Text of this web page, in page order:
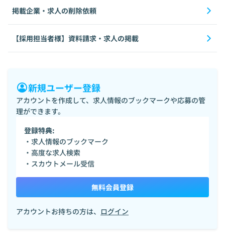
掲載企業・求人の削除依頼
【採用担当者様】資料請求・求人の掲載
新規ユーザー登録
アカウントを作成して、求人情報のブックマークや応募の管
理ができます。
登録特典:
・求人情報のブックマーク
・高度な求人検索
・スカウトメール受信
無料会員登録
アカウントお持ちの方は、 ログイン